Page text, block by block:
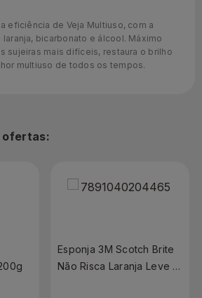
eficiência de Veja Multiuso, com a
bicarbonato e álcool. Máximo
sujeiras mais difíceis, restaura o brilho
multiuso de todos os tempos.
ofertas:
Esponja 3M Scotch Brite
Não Risca Laranja Leve 3